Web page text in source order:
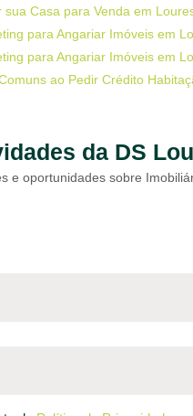
sua Casa para Venda em
para Angariar Imóveis em
para Angariar Imóveis em
ao Pedir Crédito
da DS
e oportunidades sobre